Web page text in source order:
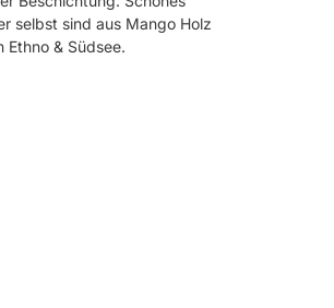
selbst sind aus Mango Holz
Ethno & Südsee.